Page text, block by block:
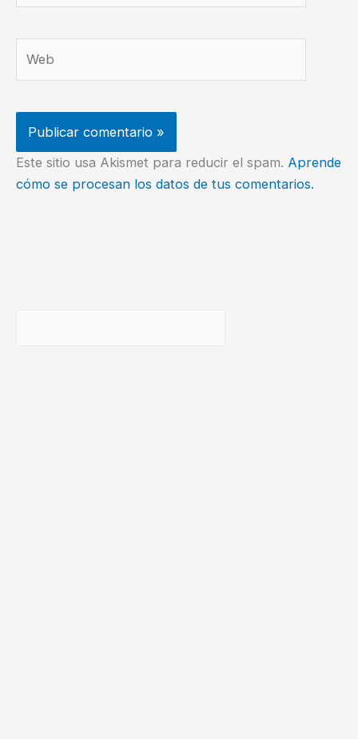
Este sitio usa Akismet para reducir el spam. Aprende
cómo se procesan los datos de tus comentarios.